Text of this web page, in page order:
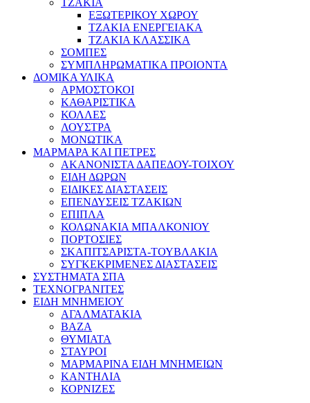
ΤΖΑΚΙΑ
ΕΞΩΤΕΡΙΚΟΥ ΧΩΡΟΥ
ΤΖΑΚΙΑ ΕΝΕΡΓΕΙΑΚΑ
ΤΖΑΚΙΑ ΚΛΑΣΣΙΚΑ
ΣΟΜΠΕΣ
ΣΥΜΠΛΗΡΩΜΑΤΙΚΑ ΠΡΟΙΟΝΤΑ
ΔΟΜΙΚΑ ΥΛΙΚΑ
ΑΡΜΟΣΤΟΚΟΙ
ΚΑΘΑΡΙΣΤΙΚΑ
ΚΟΛΛΕΣ
ΛΟΥΣΤΡΑ
ΜΟΝΩΤΙΚΑ
ΜΑΡΜΑΡΑ ΚΑΙ ΠΕΤΡΕΣ
ΑΚΑΝΟΝΙΣΤΑ ΔΑΠΕΔΟΥ-ΤΟΙΧΟΥ
ΕΙΔΗ ΔΩΡΩΝ
ΕΙΔΙΚΕΣ ΔΙΑΣΤΑΣΕΙΣ
ΕΠΕΝΔΥΣΕΙΣ ΤΖΑΚΙΩΝ
ΕΠΙΠΛΑ
ΚΟΛΩΝΑΚΙΑ ΜΠΑΛΚΟΝΙΟΥ
ΠΟΡΤΟΣΙΕΣ
ΣΚΑΠΙΤΣΑΡΙΣΤΑ-ΤΟΥΒΛΑΚΙΑ
ΣΥΓΚΕΚΡΙΜΕΝΕΣ ΔΙΑΣΤΑΣΕΙΣ
ΣΥΣΤΗΜΑΤΑ ΣΠΑ
ΤΕΧΝΟΓΡΑΝΙΤΕΣ
ΕΙΔΗ ΜΝΗΜΕΙΟΥ
ΑΓΑΛΜΑΤΑΚΙΑ
ΒΑΖΑ
ΘΥΜΙΑΤΑ
ΣΤΑΥΡΟΙ
ΜΑΡΜΑΡΙΝΑ ΕΙΔΗ ΜΝΗΜΕΙΩΝ
ΚΑΝΤΗΛΙΑ
ΚΟΡΝΙΖΕΣ